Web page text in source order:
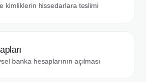
kimliklerin hissedarlara teslimi
banka hesaplarının açılması